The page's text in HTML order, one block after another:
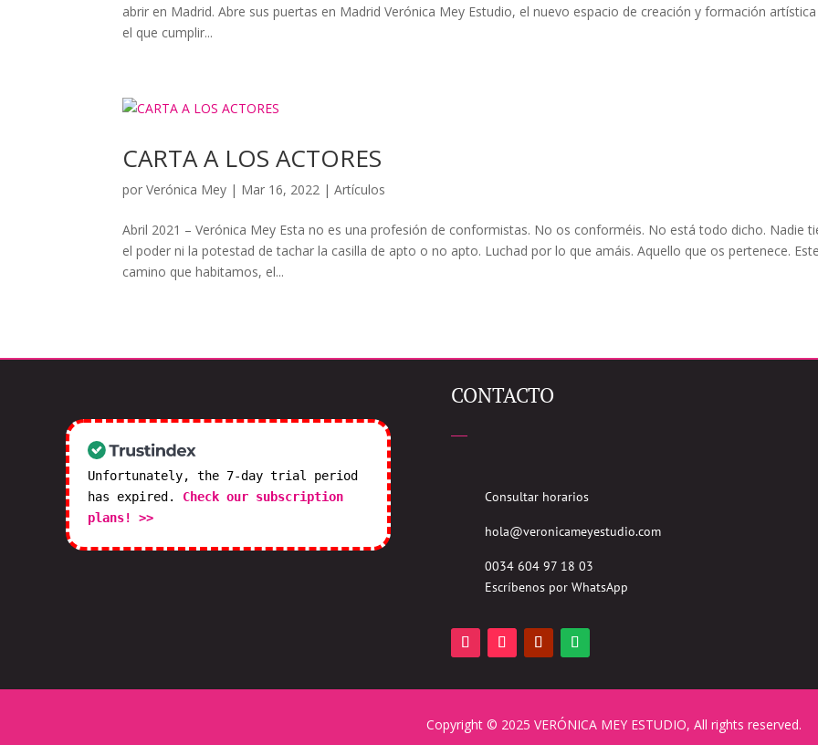
abrir en Madrid. Abre sus puertas en Madrid Verónica Mey Estudio, el nuevo espacio de creación y formación
el que cumplir...
CARTA A LOS ACTORES
porVerónica Mey | Mar 16, 2022 |Artículos
Abril 2021 – Verónica Mey Esta no es una profesión de conformistas. No os conforméis. No está todo dicho. Nadie
el poder ni la potestad de tachar la casilla de apto o no apto. Luchad por lo que amáis. Aquello que os pertenece. Este
camino que habitamos, el...
Unfortunately, the 7-day trial period
has expired. Check our subscription
plans! >>
CONTACTO
Consultar horarios
hola@veronicameyestudio.com
0034 604 97 18 03
Escríbenos por WhatsApp
Copyright © 2025 VERÓNICA MEY ESTUDIO, All rights reserved.